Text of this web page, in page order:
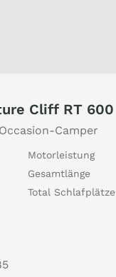
Cliff RT 600
Camper
Motorleistung
Gesamtlänge
Total Schlafplätze